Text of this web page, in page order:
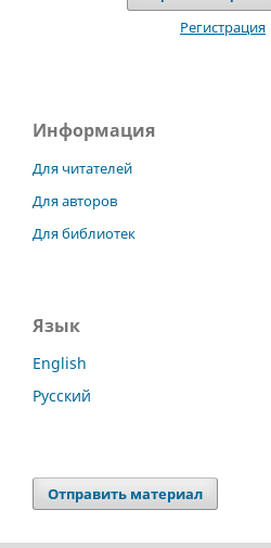
Регистрация
Информация
Для читателей
Для авторов
Для библиотек
Язык
English
Русский
Отправить материал